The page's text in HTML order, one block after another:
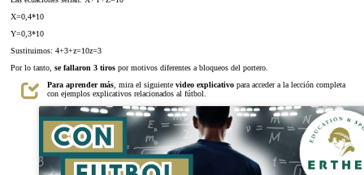
X=0,4*10
Y=0,3*10
Sustituimos: 4+3+z=10z=3
Por lo tanto, se fallaron 3 tiros por motivos diferentes a bloqueos del portero.
Para aprender más, mira el siguiente video explicativo para acceder a la lección completa
con ejemplos explicativos relacionados al fútbol.